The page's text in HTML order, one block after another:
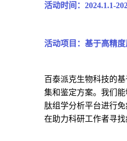
活动时间：2024.1.1-
活动项目：基于高精
百泰派克生物科技的
集和鉴定方案。我们
肽组学分析平台进行免
在助力科研工作者寻